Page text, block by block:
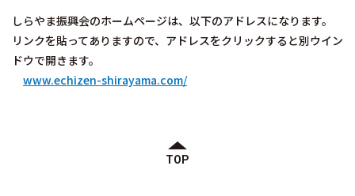
しらやま振興会のホームページは、以下のアドレスになります。
リンクを貼ってありますので、アドレスをクリックすると別ウイン
ドウで開きます。
www.echizen-shirayama.com/
TOP